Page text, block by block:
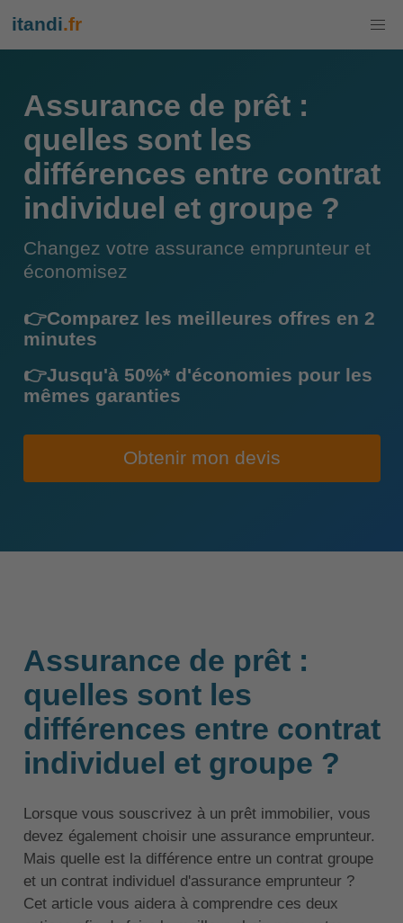
itandi.fr
Assurance de prêt :
quelles sont les
différences entre contrat
individuel et groupe ?
Changez votre assurance emprunteur et
économisez
👉Comparez les meilleures offres en 2
minutes
👉Jusqu'à 50%* d'économies pour les
mêmes garanties
Obtenir mon devis
Assurance de prêt :
quelles sont les
différences entre contrat
individuel et groupe ?
Lorsque vous souscrivez à un prêt immobilier, vous
devez également choisir une assurance emprunteur.
Mais quelle est la différence entre un contrat groupe
et un contrat individuel d'assurance emprunteur ?
Cet article vous aidera à comprendre ces deux